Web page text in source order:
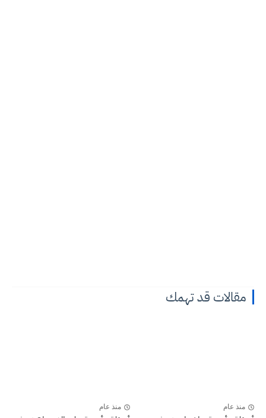
مقالات قد تهمك
منذ عام منذ عام